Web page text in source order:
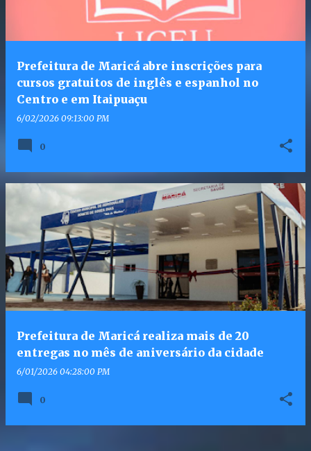
Prefeitura de Maricá abre inscrições para
cursos gratuitos de inglês e espanhol no
Centro e em Itaipuaçu
6/02/2026 09:13:00 PM
0
Prefeitura de Maricá realiza mais de 20
entregas no mês de aniversário da cidade
6/01/2026 04:28:00 PM
0